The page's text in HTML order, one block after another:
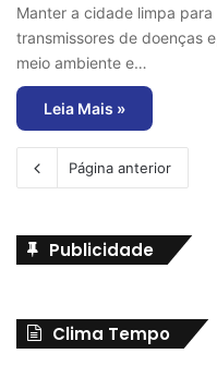
Manter a cidade limpa
transmissores de doenças
meio ambiente e…
Leia Mais »
Página anterior
Publicidade
Clima Tempo